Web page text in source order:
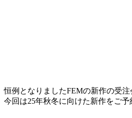
恒例となりましたFEMの新作の受注
今回は25年秋冬に向けた新作をご予